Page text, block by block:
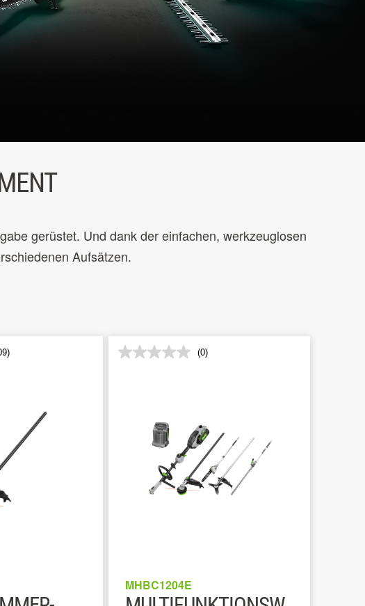
gerüstet. Und dank der einfachen, werkzeuglosen
Aufsätzen.
(0)
MHBC1204E